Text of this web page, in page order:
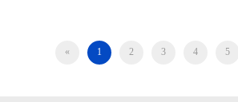
« 1 2 3 4 5